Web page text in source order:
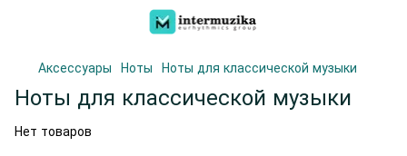
Аксессуары Ноты Ноты для классической музыки
Ноты для классической музыки
Нет товаров